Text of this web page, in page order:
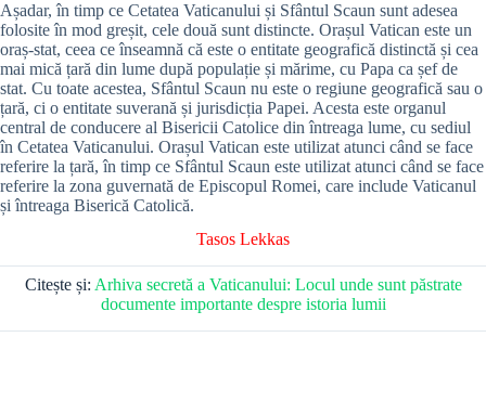
Așadar, în timp ce Cetatea Vaticanului și Sfântul Scaun sunt adesea
folosite în mod greșit, cele două sunt distincte. Orașul Vatican este un
oraș-stat, ceea ce înseamnă că este o entitate geografică distinctă și cea
mai mică țară din lume după populație și mărime, cu Papa ca șef de
stat. Cu toate acestea, Sfântul Scaun nu este o regiune geografică sau o
țară, ci o entitate suverană și jurisdicția Papei. Acesta este organul
central de conducere al Bisericii Catolice din întreaga lume, cu sediul
în Cetatea Vaticanului. Orașul Vatican este utilizat atunci când se face
referire la țară, în timp ce Sfântul Scaun este utilizat atunci când se face
referire la zona guvernată de Episcopul Romei, care include Vaticanul
și întreaga Biserică Catolică.
Tasos Lekkas
Citește și: Arhiva secretă a Vaticanului: Locul unde sunt păstrate
documente importante despre istoria lumii